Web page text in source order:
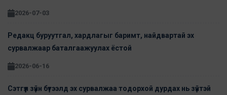
2026-07-03
Редакц буруутгал, хардлагыг баримт, найдвартай эх
сурвалжаар баталгаажуулах ёстой
2026-06-16
Сэтгүүл зүйн бүтээлд эх сурвалжаа тодорхой дурдах нь зүйтэй